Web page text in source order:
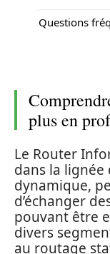
Questions
plus en
Le Router
dans la
dynamique,
d’échanger
pouvant être
divers
au routage